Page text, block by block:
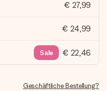
€ 27,99
€ 24,99
Sale € 22,46
Geschäftliche Bestellung?